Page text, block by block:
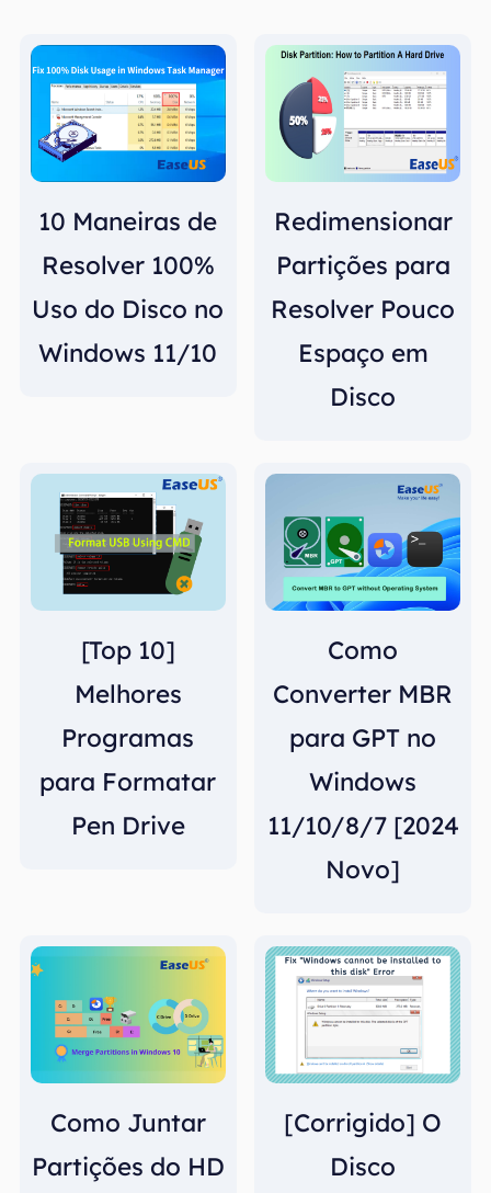
10 Maneiras de
Resolver 100%
Uso do Disco no
Windows 11/10
Redimensionar
Partições para
Resolver Pouco
Espaço em
Disco
[Top 10]
Melhores
Programas
para Formatar
Pen Drive
Como
Converter MBR
para GPT no
Windows
11/10/8/7 [2024
Novo]
Como Juntar
Partições do HD
[Corrigido] O
Disco